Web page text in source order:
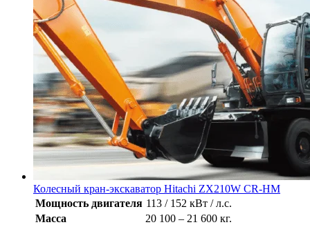
Колесный кран-экскаватор Hitachi ZX210W CR-HM
Мощность двигателя 113 / 152 кВт / л.с.
Масса
20 100 – 21 600 кг.